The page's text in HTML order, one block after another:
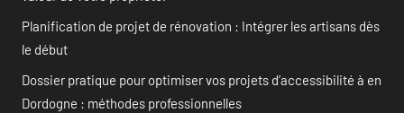
Planification de projet de rénovation : Intégrer les artisans dès
le début
Dossier pratique pour optimiser vos projets d’accessibilité à en
Dordogne : méthodes professionnelles